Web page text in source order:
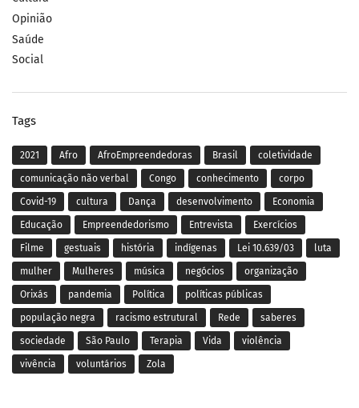
Opinião
Saúde
Social
Tags
2021 Afro AfroEmpreendedoras Brasil coletividade
comunicação não verbal Congo conhecimento corpo
Covid-19 cultura Dança desenvolvimento Economia
Educação Empreendedorismo Entrevista Exercícios
Filme gestuais história indígenas Lei 10.639/03 luta
mulher Mulheres música negócios organização
Orixás pandemia Política políticas públicas
população negra racismo estrutural Rede saberes
sociedade São Paulo Terapia Vida violência
vivência voluntários Zola